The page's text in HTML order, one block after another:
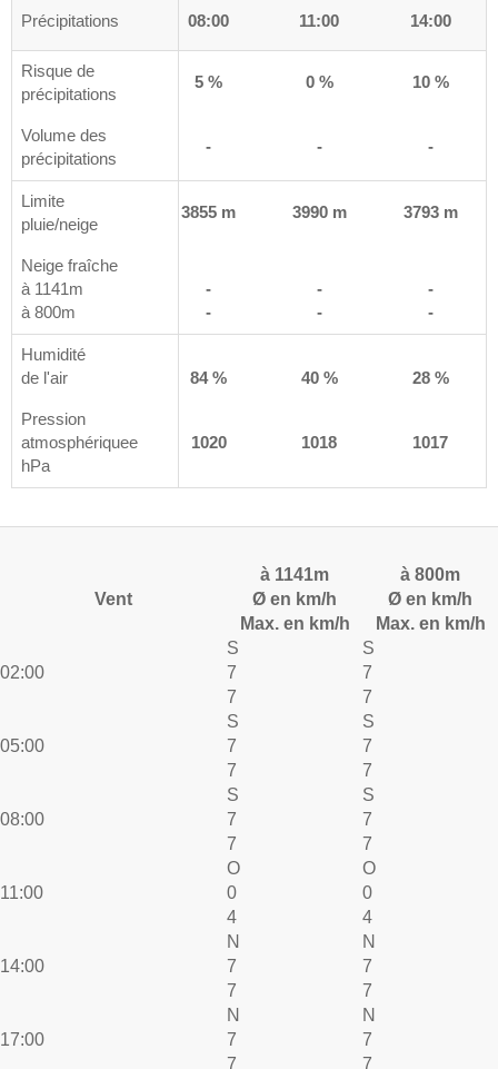
Précipitations
05:00 08:00 11:00 14:00
Risque de
précipitations
0 % 5 % 0 % 10 %
Volume des
précipitations
- - - -
Limite
pluie/neige
3855 m 3990 m 3793 m
Neige fraîche
à 1141m
à 800m
-
-
-
-
-
-
Humidité
de l'air
84 % 40 % 28 %
Pression
atmosphériquee
hPa
1021 1020 1018 1017
Vent
à 1141m
Ø en km/h
Max. en km/h
à 800m
Ø en km/h
Max. en km/h
02:00
S
7
7
S
7
7
05:00
S
7
7
S
7
7
08:00
S
7
7
S
7
7
11:00
O
0
4
O
0
4
14:00
N
7
7
N
7
7
17:00
N
7
7
N
7
7